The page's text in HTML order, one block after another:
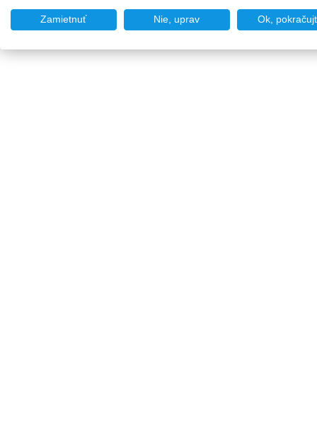
Zamietnuť Nie, uprav Ok,